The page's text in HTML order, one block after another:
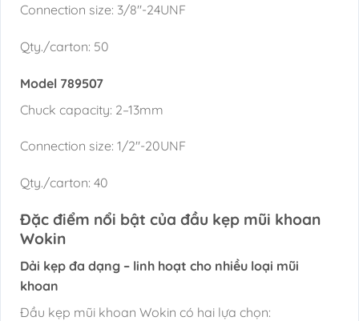
Connection size: 3/8″-24UNF
Qty./carton: 50
Model 789507
Chuck capacity: 2–13mm
Connection size: 1/2″-20UNF
Qty./carton: 40
Đặc điểm nổi bật của đầu kẹp mũi khoan
Wokin
Dải kẹp đa dạng – linh hoạt cho nhiều loại mũi
khoan
Đầu kẹp mũi khoan Wokin có hai lựa chọn: